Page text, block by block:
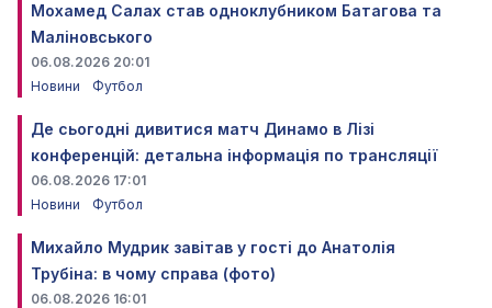
Мохамед Салах став одноклубником Батагова та
Маліновського
06.08.2026 20:01
Новини
Футбол
Де сьогодні дивитися матч Динамо в Лізі
конференцій: детальна інформація по трансляції
06.08.2026 17:01
Новини
Футбол
Михайло Мудрик завітав у гості до Анатолія
Трубіна: в чому справа (фото)
06.08.2026 16:01